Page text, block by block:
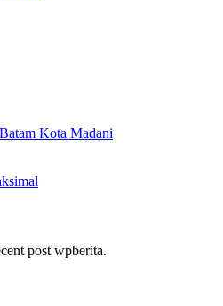
Kota Madani
post wpberita.